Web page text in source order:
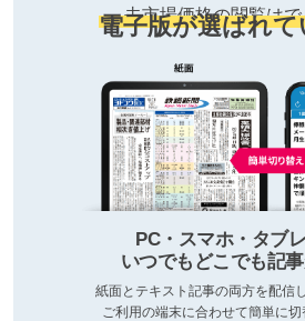
去市場価格の閲覧は
電子版が選ばれ
PC・スマホ・タブ
いつでもどこでも記
紙面とテキスト記事の両方を配信
ご利用の端末に合わせて簡単に切